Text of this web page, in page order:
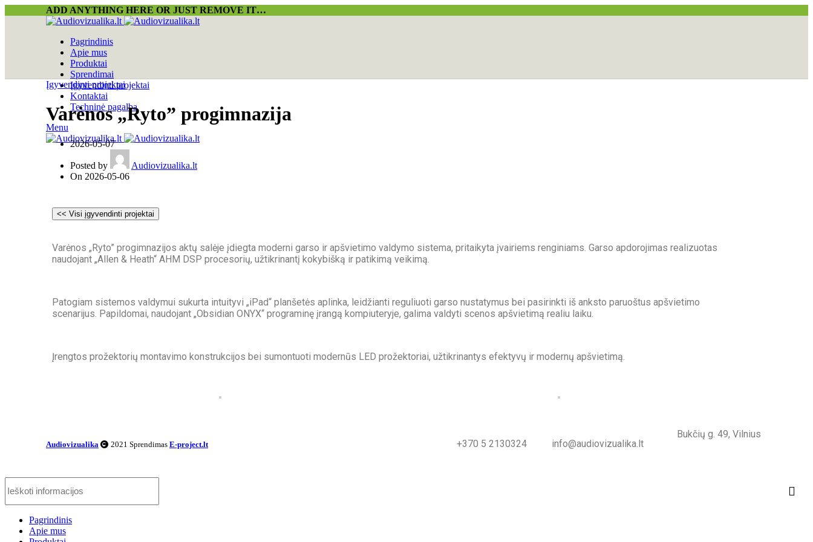
ADD ANYTHING HERE OR JUST REMOVE IT…
Pagrindinis
Apie mus
Produktai
Sprendimai
Įgyvendinti projektai
Kontaktai
Techninė pagalba
Menu
Įgyvendinti projektai
Varėnos „Ryto” progimnazija
2026-05-07
Posted by
Audiovizualika.lt
On 2026-05-06
Varėnos „Ryto” progimnazijos aktų salėje įdiegta moderni garso ir apšvietimo valdymo sistema, pritaikyta įvairiems renginiams. Garso apdorojimas realizuotas
naudojant „Allen & Heath“ AHM DSP procesorių, užtikrinantį kokybišką ir patikimą veikimą.
Patogiam sistemos valdymui sukurta intuityvi „iPad“ planšetės aplinka, leidžianti reguliuoti garso nustatymus bei pasirinkti iš anksto paruoštus apšvietimo
scenarijus. Papildomai, naudojant „Obsidian ONYX“ programinę įrangą kompiuteryje, galima valdyti scenos apšvietimą realiu laiku.
Įrengtos prožektorių montavimo konstrukcijos bei sumontuoti modernūs LED prožektoriai, užtikrinantys efektyvų ir modernų apšvietimą.
Audiovizualika 2021 Sprendimas E-project.lt +370 5 2130324 info@audiovizualika.lt
Bukčių g. 49, Vilnius
Pagrindinis
Apie mus